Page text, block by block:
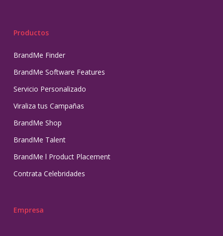
Productos
BrandMe Finder
BrandMe Software Features
Servicio Personalizado
Viraliza tus Campañas
BrandMe Shop
BrandMe Talent
BrandMe l Product Placement
Contrata Celebridades
Empresa